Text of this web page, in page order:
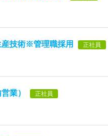
産技術※管理職採用 正社員
業） 正社員